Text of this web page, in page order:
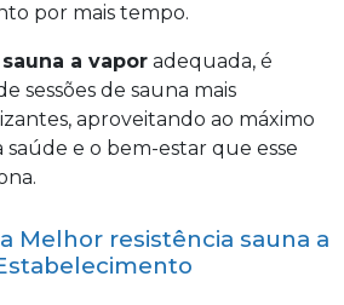
por mais tempo.
a vapor adequada, é
sessões de sauna mais
aproveitando ao máximo
saúde e o bem-estar que esse
Melhor resistência sauna a